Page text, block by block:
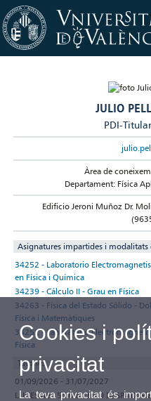
JULIO
PDI-
Àrea de
Departament: Física
Edificio Jeroni Muñoz Dr.
Asignatures impartides i modalitats
34252 - Laboratorio
en Física i Química
34239 - Cálculo II - Grau en Física
34263 - Física del Estado Sólido -
Física i Matemàtiques
34252 - Laboratorio
Física
Tutories
01/09/2026 - 31/07/2027
LUNES de 15:00 a 18:00 DESPATX
Cookies i
privacitat
La teva privacitat és